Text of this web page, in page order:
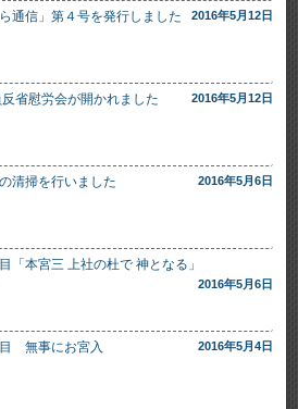
ら通信」第４号を発行しました 2016年5月12日
省慰労会が開かれました 2016年5月12日
清掃を行いました 2016年5月6日
「本宮三 上社の杜で 神となる」
2016年5月6日
無事にお宮入 2016年5月4日